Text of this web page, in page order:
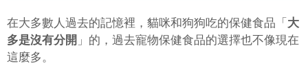
在大多數人過去的記憶裡，貓咪和狗狗吃的保健食品「 大
多是沒有分開 」的，過去寵物保健食品的選擇也不像現在
這麼多。